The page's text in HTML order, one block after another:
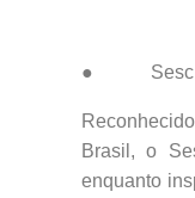
● Sesc
Brasil, o
enquanto